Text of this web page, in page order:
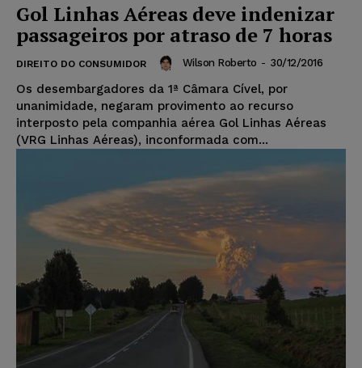
Gol Linhas Aéreas deve indenizar
passageiros por atraso de 7 horas
DIREITO DO CONSUMIDOR Wilson Roberto - 30/12/2016
Os desembargadores da 1ª Câmara Cível, por
unanimidade, negaram provimento ao recurso
interposto pela companhia aérea Gol Linhas Aéreas
(VRG Linhas Aéreas), inconformada com...